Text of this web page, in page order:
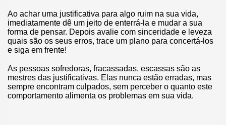
Ao achar uma justificativa para algo ruim na sua vida,
imediatamente dê um jeito de enterrá-la e mudar a sua
forma de pensar. Depois avalie com sinceridade e leveza
quais são os seus erros, trace um plano para concertá-los
e siga em frente!
As pessoas sofredoras, fracassadas, escassas são as
mestres das justificativas. Elas nunca estão erradas, mas
sempre encontram culpados, sem perceber o quanto este
comportamento alimenta os problemas em sua vida.